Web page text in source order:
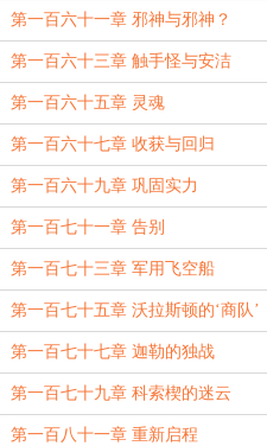
第一百六十一章 邪神与邪神？
第一百六十三章 触手怪与安洁
第一百六十五章 灵魂
第一百六十七章 收获与回归
第一百六十九章 巩固实力
第一百七十一章 告别
第一百七十三章 军用飞空船
第一百七十五章 沃拉斯顿的‘商队’
第一百七十七章 迦勒的独战
第一百七十九章 科索楔的迷云
第一百八十一章 重新启程